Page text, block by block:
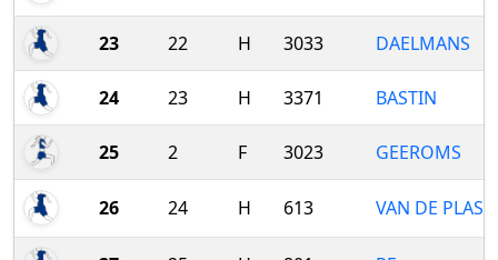
23 22 H 3033 DAELMANS
24 23 H 3371 BASTIN
25 2 F 3023 GEEROMS
26 24 H 613 VAN DE PLAS